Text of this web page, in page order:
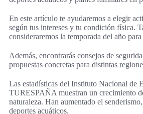
En este artículo te ayudaremos a elegir
según tus intereses y tu condición física.
consideraremos la temporada del año
Además, encontrarás consejos de
propuestas concretas para distintas
Las estadísticas del Instituto Nacional de
TURESPAÑA muestran un crecimiento
naturaleza. Han aumentado el
deportes acuáticos.